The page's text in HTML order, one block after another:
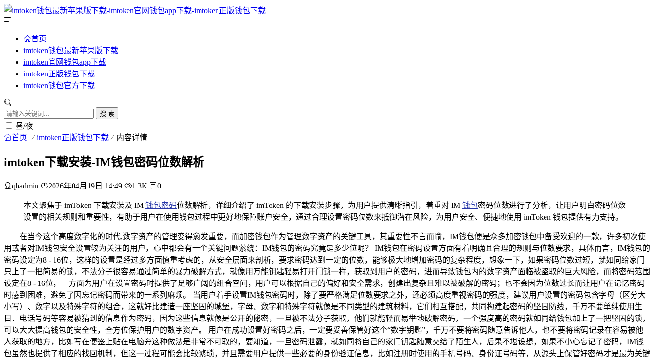
首页
imtoken钱包最新苹果版下载
imtoken官网钱包app下载
imtoken正版钱包下载
imtoken钱包官方下载
搜 索
昼/夜
首页 imtoken正版钱包下载 内容详情
imtoken下载安装-IM钱包密码位数解析
qbadmin 2026年04月19日 14:49 1.3K 0
本文聚焦于 imToken 下载安装及 IM 钱包密码位数解析，详细介绍了 imToken 的下载安装步骤，为用户提供清晰指引，着重对 IM 钱包密码位数进行了分析，让用户明白密码位数
设置的相关规则和重要性，有助于用户在使用钱包过程中更好地保障账户安全，通过合理设置密码位数来抵御潜在风险，为用户安全、便捷地使用 imToken 钱包提供有力支持。
在当今这个高度数字化的时代,数字资产的管理变得愈发重要，而加密钱包作为管理数字资产的关键工具，其重要性不言而喻，IM钱包便是众多加密钱包中备受欢迎的一款，许多初次使
用或者对IM钱包安全设置较为关注的用户，心中都会有一个关键问题萦绕：IM钱包的密码究竟是多少位呢？ IM钱包在密码设置方面有着明确且合理的规则与位数要求，具体而言，IM钱包的
密码设定为8 - 16位，这样的设置是经过多方面慎重考虑的，从安全层面来剖析，要求密码达到一定的位数，能够极大地增加密码的复杂程度，想象一下，如果密码位数过短，就如同给家门
只上了一把简易的锁，不法分子很容易通过简单的暴力破解方式，就像用万能钥匙轻易打开门锁一样，获取到用户的密码，进而导致钱包内的数字资产面临被盗取的巨大风险，而将密码范围
设定在8 - 16位，一方面为用户在设置密码时提供了足够广阔的组合空间，用户可以根据自己的偏好和安全需求，创建出复杂且难以被破解的密码；也不会因为位数过长而让用户在记忆密码
时感到困难，避免了因忘记密码而带来的一系列麻烦。 当用户着手设置IM钱包密码时，除了要严格满足位数要求之外，还必须高度重视密码的强度，建议用户设置的密码包含字母（区分大
小写）、数字以及特殊字符的组合，这就好比建造一座坚固的城堡，字母、数字和特殊字符就像是不同类型的建筑材料，它们相互搭配，共同构建起密码的坚固防线，千万不要单纯使用生
日、电话号码等容易被猜到的信息作为密码，因为这些信息就像是公开的秘密，一旦被不法分子获取，他们就能轻而易举地破解密码，一个强度高的密码就如同给钱包加上了一把坚固的锁，
可以大大提高钱包的安全性，全方位保护用户的数字资产。 用户在成功设置好密码之后，一定要妥善保管好这个“数字钥匙”，千万不要将密码随意告诉他人，也不要将密码记录在容易被他
人获取的地方，比如写在便签上贴在电脑旁这种做法是非常不可取的，要知道，一旦密码泄露，就如同将自己的家门钥匙随意交给了陌生人，后果不堪设想，如果不小心忘记了密码，IM钱
包虽然也提供了相应的找回机制，但这一过程可能会比较繁琐，并且需要用户提供一些必要的身份验证信息，比如注册时使用的手机号码、身份证号码等，从源头上保管好密码才是最为关键